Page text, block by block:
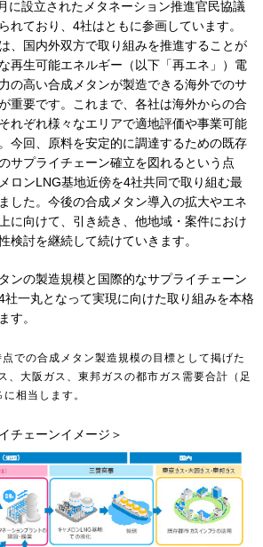
企業情報
ご家庭のお客さま
務用・産業用のお客さま
問い合わせ English
に設立されたメタネーション推進官民協議
れており、4社はともに参画しています。
、国内外双方で取り組みを推進することが
再生可能エネルギー（以下「再エネ」）電
の高い合成メタンが製造できる海外でのサ
重要です。これまで、各社は海外からの合
れぞれ様々なエリアで適地評価や事業可能
今回、原料を安定的に調達するための既存
サプライチェーン確立を図れるという点
ロンLNG基地近傍を4社共同で取り組む最
した。今後の合成メタン導入の拡大やエネ
に向けて、引き続き、他地域・案件におけ
検討を継続して続けていきます。
ンの製造規模と国際的なサプライチェーン
一丸となって実現に向けた取り組みを本格
す。
での合成メタン製造規模の目標として掲げた
、大阪ガス、東邦ガスの都市ガス需要合計（足
相当します。
チェーンイメージ＞